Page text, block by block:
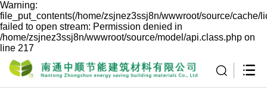
Warning:
file_put_contents(/home/zsjnez3ssj8n/wwwroot/source/cache/
failed to open stream: Permission denied in
/home/zsjnez3ssj8n/wwwroot/source/model/api.class.php on
line 217